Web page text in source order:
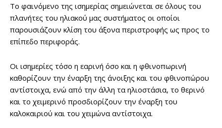
Το φαινόμενο της ισημερίας σημειώνεται σε όλους του
πλανήτες του ηλιακού μας συστήματος οι οποίοι
παρουσιάζουν κλίση του άξονα περιστροφής ως προς το
επίπεδο περιφοράς.
Οι ισημερίες τόσο η εαρινή όσο και η φθινοπωρινή
καθορίζουν την έναρξη της άνοιξης και του φθινοπώρου
αντίστοιχα, ενώ από την άλλη τα ηλιοστάσια, το θερινό
και το χειμερινό προσδιορίζουν την έναρξη του
καλοκαιριού και του χειμώνα αντίστοιχα.